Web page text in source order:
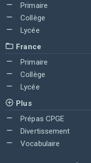
Primaire
Collège
Lycée
France
Primaire
Collège
Lycée
Plus
Prépas CPGE
Divertissement
Vocabulaire